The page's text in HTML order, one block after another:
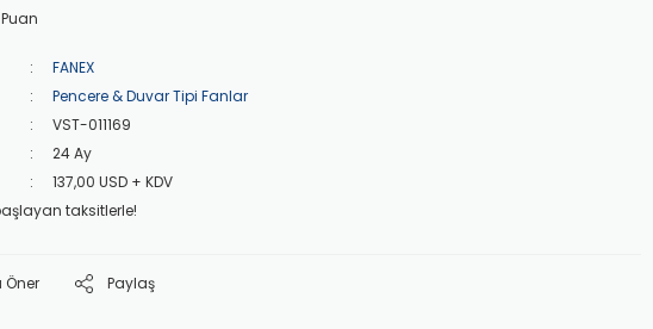
FANEX
Pencere & Duvar Tipi Fanlar
VST-011169
24 Ay
137,00 USD + KDV
taksitlerle!
Öner Paylaş